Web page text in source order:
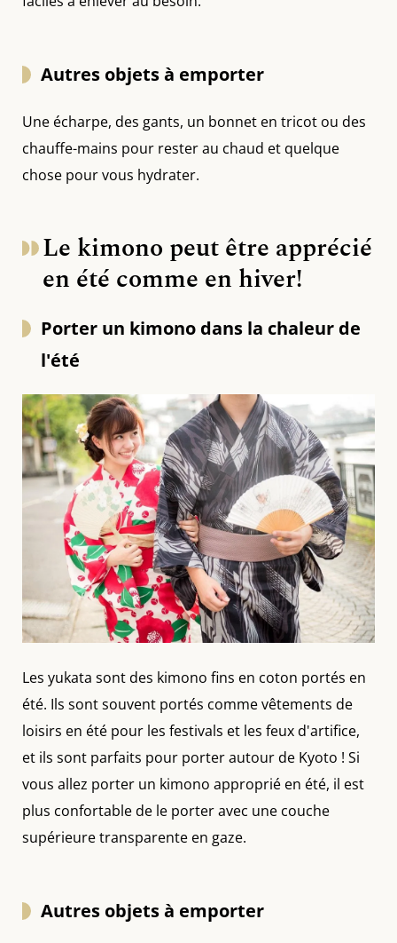
Autres objets à emporter
Une écharpe, des gants, un bonnet en tricot ou des
chauffe-mains pour rester au chaud et quelque
chose pour vous hydrater.
Le kimono peut être apprécié
en été comme en hiver!
Porter un kimono dans la chaleur de
l'été
Les yukata sont des kimono fins en coton portés en
été. Ils sont souvent portés comme vêtements de
loisirs en été pour les festivals et les feux d'artifice,
et ils sont parfaits pour porter autour de Kyoto ! Si
vous allez porter un kimono approprié en été, il est
plus confortable de le porter avec une couche
supérieure transparente en gaze.
Autres objets à emporter